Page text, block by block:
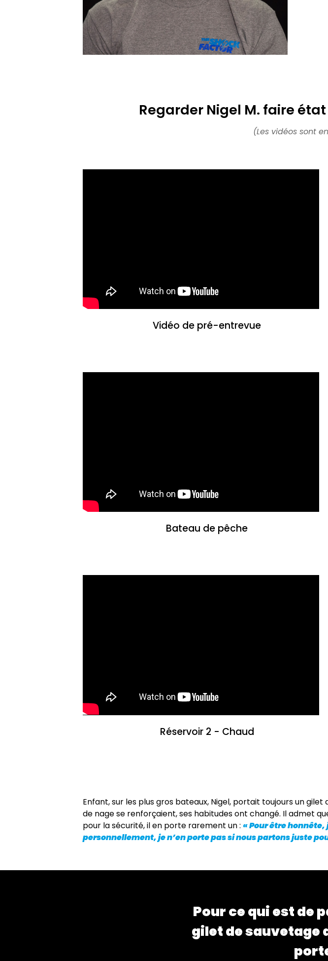
Regarder Nigel M. faire
(Les vidéos sont
Vidéo de pré-entrevue
Bateau de pêche
Réservoir 2 - Chaud
Enfant, sur les plus gros bateaux, Nigel, portait toujours un
de nage se renforçaient, ses habitudes ont changé. Il admet
pour la sécurité, il en porte rarement un :« Pour être
personnellement, je n’en porte pas si nous partons juste
Pour ce qui est de
gilet de sauvetage